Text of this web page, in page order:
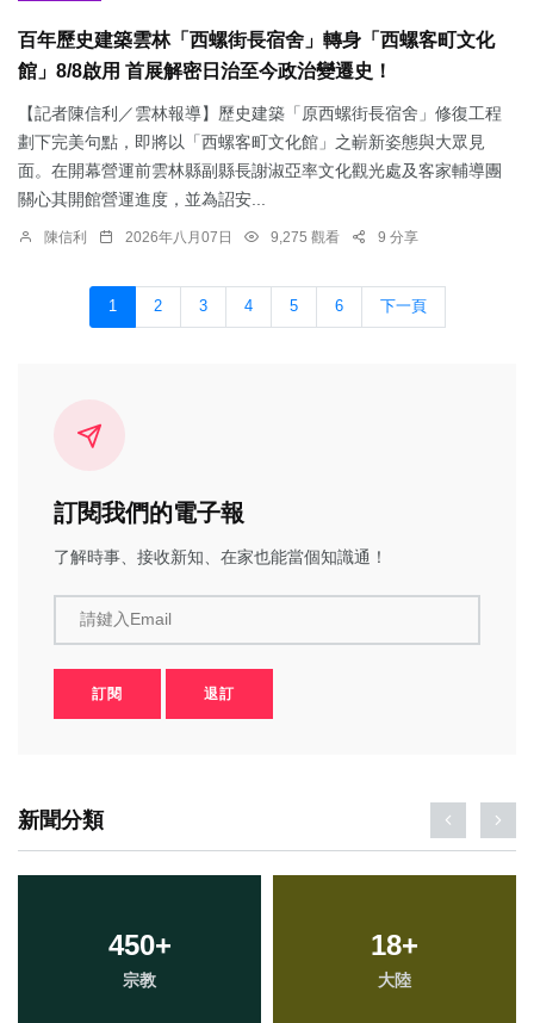
百年歷史建築雲林「西螺街長宿舍」轉身「西螺客町文化
館」8/8啟用 首展解密日治至今政治變遷史！
【記者陳信利／雲林報導】歷史建築「原西螺街長宿舍」修復工程
劃下完美句點，即將以「西螺客町文化館」之嶄新姿態與大眾見
面。在開幕營運前雲林縣副縣長謝淑亞率文化觀光處及客家輔導團
關心其開館營運進度，並為詔安...
陳信利 2026年八月07日 9,275 觀看 9 分享
1 2 3 4 5 6 下一頁
訂閱我們的電子報
了解時事、接收新知、在家也能當個知識通！
請鍵入Email
訂閱 退訂
新聞分類
450+
宗教
18+
大陸